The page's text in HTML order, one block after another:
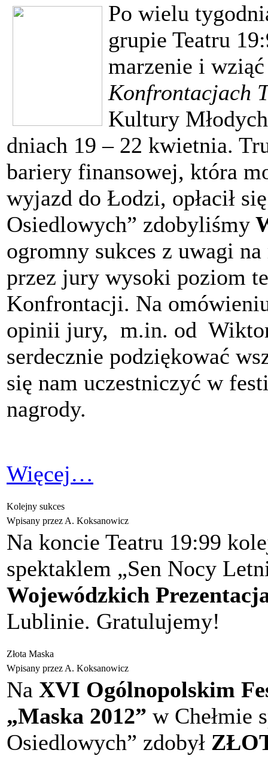
Po wielu
grupie Teatru
marzenie i
Konfrontacjach
Kultury
dniach 19 – 22 kwietnia.
bariery finansowej, która
wyjazd do Łodzi, opłacił
Osiedlowych” zdobyliśmy
ogromny sukces z uwagi
przez jury wysoki poziom
Konfrontacji. Na
opinii jury, m.in. od
serdecznie podziękować
się nam uczestniczyć w
nagrody.
Więcej…
Kolejny sukces
Wpisany przez A. Koksanowicz
Na koncie Teatru 19:99
spektaklem „Sen Nocy
Wojewódzkich
Lublinie. Gratulujemy!
Złota Maska
Wpisany przez A. Koksanowicz
Na XVI Ogólnopolskim
„Maska 2012” w Chełmie
Osiedlowych” zdobył